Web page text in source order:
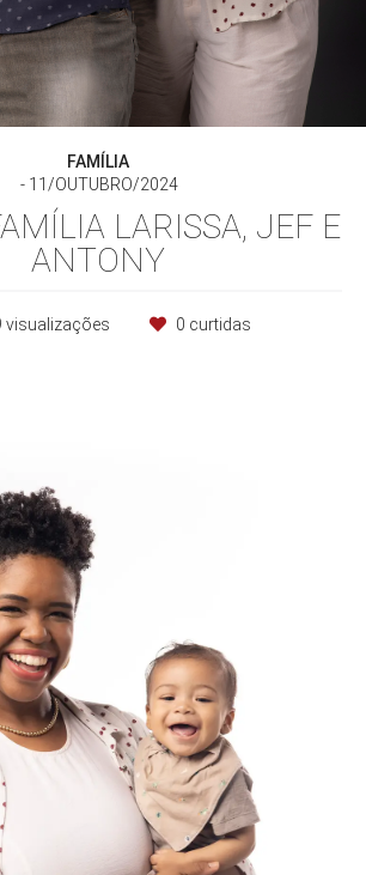
FAMÍLIA
11/OUTUBRO/2024
LARISSA, JEF E
ANTONY
visualizações 0 curtidas